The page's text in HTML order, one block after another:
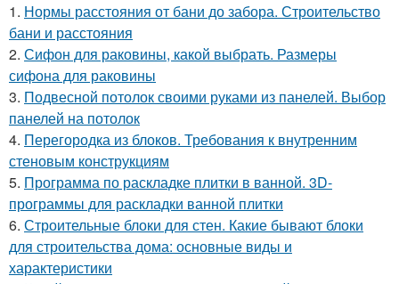
1. Нормы расстояния от бани до забора. Строительство
бани и расстояния
2. Сифон для раковины, какой выбрать. Размеры
сифона для раковины
3. Подвесной потолок своими руками из панелей. Выбор
панелей на потолок
4. Перегородка из блоков. Требования к внутренним
стеновым конструкциям
5. Программа по раскладке плитки в ванной. 3D-
программы для раскладки ванной плитки
6. Строительные блоки для стен. Какие бывают блоки
для строительства дома: основные виды и
характеристики